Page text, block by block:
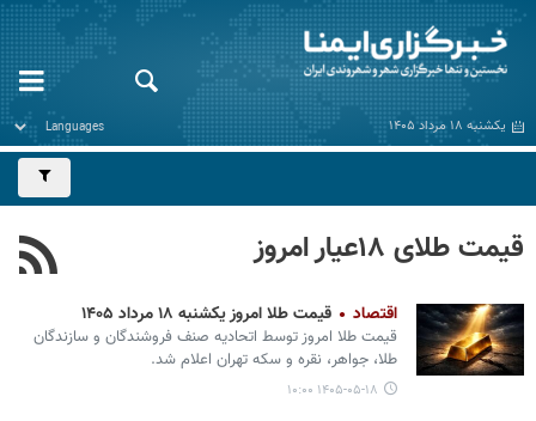
یکشنبه ۱۸ مرداد ۱۴۰۵
قیمت طلای ۱۸عیار امروز
اقتصاد قیمت طلا امروز یکشنبه ۱۸ مرداد ۱۴۰۵
قیمت طلا امروز توسط اتحادیه صنف فروشندگان و سازندگان
طلا، جواهر، نقره و سکه تهران اعلام شد.
۱۴۰۵-۰۵-۱۸ ۱۰:۰۰